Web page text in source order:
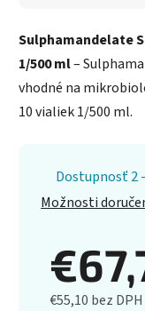
Sulphamandelate
1/500 ml–
vhodné na
10 vialiek 1/500 ml.
Dostupnosť 2
Možnosti
€55,10 bez DPH